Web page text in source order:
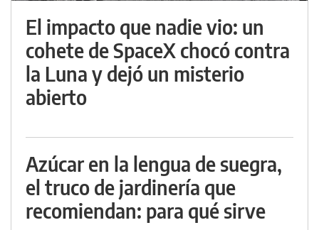
El impacto que nadie vio: un
cohete de SpaceX chocó contra
la Luna y dejó un misterio
abierto
Azúcar en la lengua de suegra,
el truco de jardinería que
recomiendan: para qué sirve